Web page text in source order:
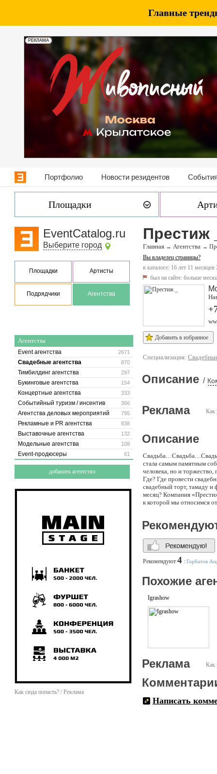
РЕКЛАМА
Главные
Портфолио Новости резидентов
Площадки
EventCatalog.ru
Выберите город
Площадки Артисты
Подрядчики Агентства
Агентства
2671
Event агентства
870
Свадебные агентства
297
Тимбилдинг агентства
154
Букинговые агентства
333
Концертные агентства
366
Событийный туризм / инсентив
795
Агентства деловых мероприятий
838
Рекламные и PR агентства
132
Выставочные агентства
108
Модельные агентства
61
Event-продюсеры
добавить агентство
Как сюда попасть? / Реклама
Престиж
Главная → Агентства →
Вы владелец страницы?
в каталоге: 16 лет 11 месяцев
был на сайте: больше
Добавить в избранное
Специализация:
Описание /
Как
Реклама
Описание
стала самым памятным
человека, но и торжество,
Где? Где провести
свадебный торт, тамаду и
месяц? Компания
к которой мы относимся
испытанием! Для
Сценарий свадьбы *
эстрады) * Техническое
оформлению
Фейерверки и салюты *
полностью избавиться от
Рекомендуют 4 : Горбатов
Похожие
Igrashow
Как
Реклама
Написать